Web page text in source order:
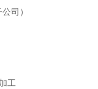
司）
工